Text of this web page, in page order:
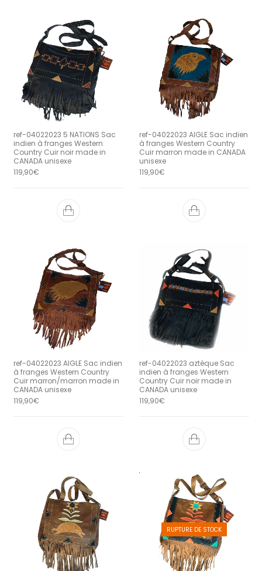
ref-04022023 5 NATIONS Sac
indien à franges Western
Country Cuir noir made in
CANADA unisexe
119,90€
ref-04022023 AIGLE Sac indien
à franges Western Country
Cuir marron made in CANADA
unisexe
119,90€
ref-04022023 AIGLE Sac indien
à franges Western Country
Cuir marron/marron made in
CANADA unisexe
119,90€
ref-04022023 aztèque Sac
indien à franges Western
Country Cuir noir made in
CANADA unisexe
119,90€
RUPTURE DE STOCK